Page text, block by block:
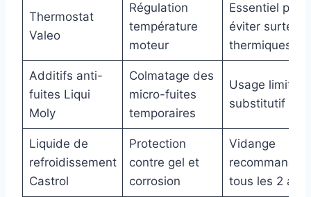
Thermostat
Valeo
Régulation
température
moteur
Essentiel pour
éviter
thermiques
Additifs anti-
fuites Liqui
Moly
Colmatage des
micro-fuites
temporaires
Usage limité,
substitutif
Liquide de
refroidissement
Castrol
Protection
contre gel et
corrosion
Vidange
recommandée
tous les 2 ans